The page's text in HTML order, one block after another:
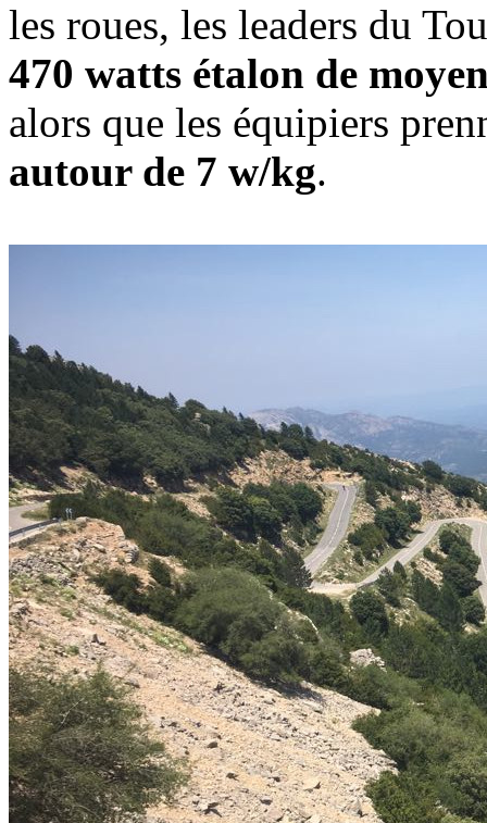
les roues, les leaders du
470 watts étalon de
alors que les équipiers
autour de 7 w/kg.